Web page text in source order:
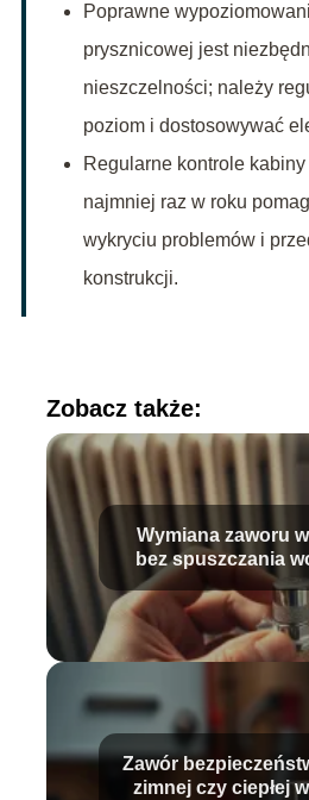
Poprawne
prysznicowej jest
nieszczelności; należy
poziom i dostosowywać
Regularne kontrole
najmniej raz w roku
wykryciu problemów i
konstrukcji.
Zobacz także:
Wymiana zaworu
bez spuszczania
zrobić?
Zawór
zimnej czy ciepłej